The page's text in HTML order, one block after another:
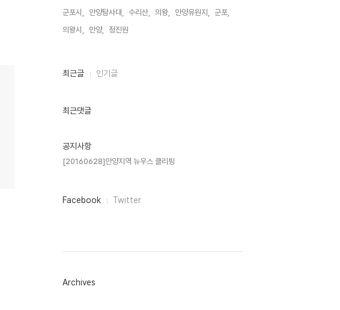
군포시,
안양탐사대, 수리산, 의왕, 안양유원지,
군포,
의왕시,
안양, 정진원,
최
인
최근글 인기글
최근댓글
공지사항
[20160628]안양지역 뉴우스 클리핑
페
그
Facebook Twitter
Archives